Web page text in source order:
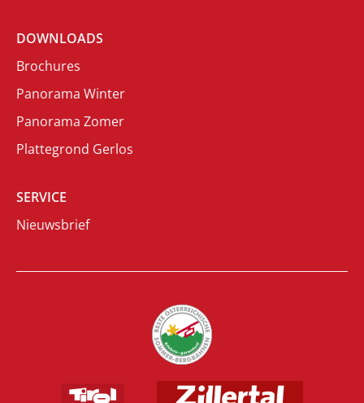
DOWNLOADS
Brochures
Panorama Winter
Panorama Zomer
Plattegrond Gerlos
SERVICE
Nieuwsbrief